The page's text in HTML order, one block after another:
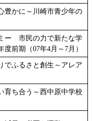
豊かに～川崎市青少年の
ー 市民の力で新たな学
前期（07年4月～7月）
でふるさと創生～アレア
育ち合う～西中原中学校